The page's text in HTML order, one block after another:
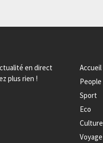
en direct
plus rien !
Accueil
People
Sport
Eco
Culture
Voyage